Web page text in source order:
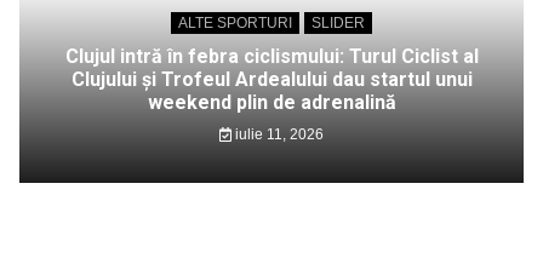
ALTE SPORTURI SLIDER
Clujul intră în febra ciclismului: Turul Ciclist al
Clujului și Trofeul Ardealului dau startul unui
weekend plin de adrenalină
iulie 11, 2026